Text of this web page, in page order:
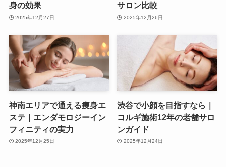
身の効果
2025年12月27日
サロン比較
2025年12月26日
神南エリアで通える痩身エ
ステ｜エンダモロジーイン
フィニティの実力
2025年12月25日
渋谷で小顔を目指すなら｜
コルギ施術12年の老舗サロ
ンガイド
2025年12月24日